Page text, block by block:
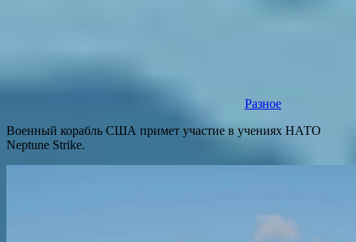
Разное
Военный корабль США примет участие в учениях НАТО
Neptune Strike.